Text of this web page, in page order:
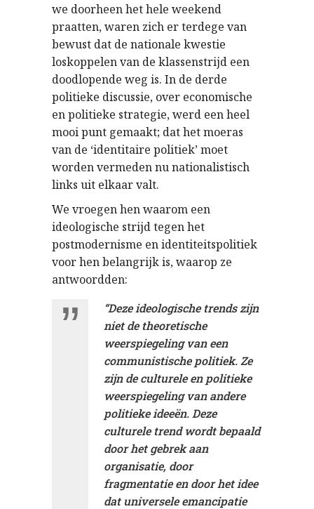
we doorheen het hele weekend
praatten, waren zich er terdege van
bewust dat de nationale kwestie
loskoppelen van de klassenstrijd een
doodlopende weg is. In de derde
politieke discussie, over economische
en politieke strategie, werd een heel
mooi punt gemaakt; dat het moeras
van de ‘identitaire politiek’ moet
worden vermeden nu nationalistisch
links uit elkaar valt.
We vroegen hen waarom een
ideologische strijd tegen het
postmodernisme en identiteitspolitiek
voor hen belangrijk is, waarop ze
antwoordden:
“Deze ideologische trends zijn
niet de theoretische
weerspiegeling van een
communistische politiek. Ze
zijn de culturele en politieke
weerspiegeling van andere
politieke ideeën. Deze
culturele trend wordt bepaald
door het gebrek aan
organisatie, door
fragmentatie en door het idee
dat universele emancipatie